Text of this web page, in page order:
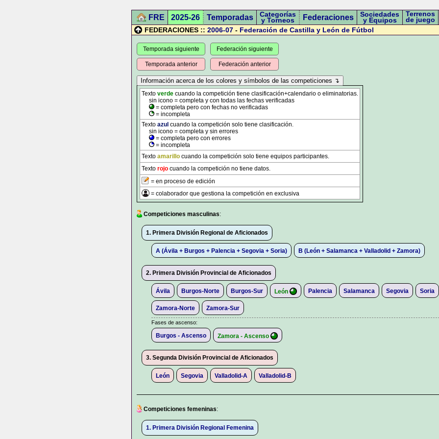
FRE 2025-26 Temporadas Categorías
y Torneos Federaciones Sociedades
y Equipos
Terrenos
de juego
FEDERACIONES :: 2006-07 - Federación de Castilla y León de Fútbol
Temporada siguiente
Temporada anterior
Federación siguiente
Federación anterior
Texto verde cuando la competición tiene clasificación+calendario o eliminatorias.
sin icono = completa y con todas las fechas verificadas
= completa pero con fechas no verificadas
= incompleta
Texto azul cuando la competición solo tiene clasificación.
sin icono = completa y sin errores
= completa pero con errores
= incompleta
Texto amarillo cuando la competición solo tiene equipos participantes.
Texto rojo cuando la competición no tiene datos.
= en proceso de edición
= colaborador que gestiona la competición en exclusiva
Competiciones masculinas:
1. Primera División Regional de Aficionados
A (Ávila + Burgos + Palencia + Segovia + Soria) B (León + Salamanca + Valladolid + Zamora)
2. Primera División Provincial de Aficionados
Ávila Burgos-Norte Burgos-Sur León Palencia Salamanca Segovia Soria
Zamora-Norte Zamora-Sur
Fases de ascenso:
Burgos - Ascenso Zamora - Ascenso
3. Segunda División Provincial de Aficionados
León Segovia Valladolid-A Valladolid-B
Competiciones femeninas:
1. Primera División Regional Femenina